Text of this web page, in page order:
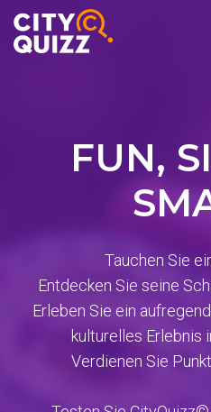
FUN,
Tauchen Sie
Entdecken Sie seine
Erleben Sie ein
kulturelles Erlebnis
Verdienen Sie